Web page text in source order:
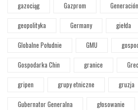
gazociąg
Gazprom
geopolityka
Germany giełda
Globalne Południe
GMU
Gospodarka Chin
granice
gripen
grupy etniczne
gruzja
Gubernator Generalna
głosowanie